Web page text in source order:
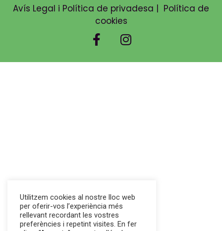
Avís Legal i Política de privadesa | Política de
cookies
Utilitzem cookies al nostre lloc web
per oferir-vos l’experiència més
rellevant recordant les vostres
preferències i repetint visites. En fer